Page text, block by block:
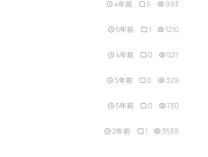
4年前 5 993
5年前 1 1210
4年前 0 527
5年前 0 329
5年前 0 730
2年前 1 3539